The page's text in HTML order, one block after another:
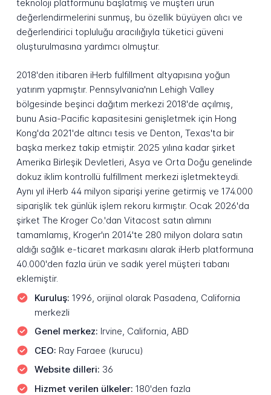
teknoloji platformunu başlatmış ve müşteri ürün
değerlendirmelerini sunmuş, bu özellik büyüyen alıcı ve
değerlendirici topluluğu aracılığıyla tüketici güveni
oluşturulmasına yardımcı olmuştur.
2018'den itibaren iHerb fulfillment altyapısına yoğun
yatırım yapmıştır. Pennsylvania'nın Lehigh Valley
bölgesinde beşinci dağıtım merkezi 2018'de açılmış,
bunu Asia-Pacific kapasitesini genişletmek için Hong
Kong'da 2021'de altıncı tesis ve Denton, Texas'ta bir
başka merkez takip etmiştir. 2025 yılına kadar şirket
Amerika Birleşik Devletleri, Asya ve Orta Doğu genelinde
dokuz iklim kontrollü fulfillment merkezi işletmekteydi.
Aynı yıl iHerb 44 milyon siparişi yerine getirmiş ve 174.000
siparişlik tek günlük işlem rekoru kırmıştır. Ocak 2026'da
şirket The Kroger Co.'dan Vitacost satın alımını
tamamlamış, Kroger'ın 2014'te 280 milyon dolara satın
aldığı sağlık e-ticaret markasını alarak iHerb platformuna
40.000'den fazla ürün ve sadık yerel müşteri tabanı
eklemiştir.
Kuruluş: 1996, orijinal olarak Pasadena, California
merkezli
Genel merkez: Irvine, California, ABD
CEO: Ray Faraee (kurucu)
Website dilleri: 36
Hizmet verilen ülkeler: 180'den fazla